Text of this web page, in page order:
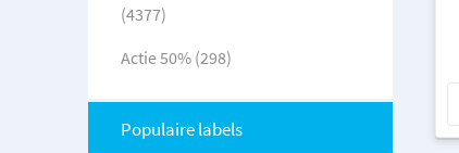
(4377)
Actie 50% (298)
Populaire labels